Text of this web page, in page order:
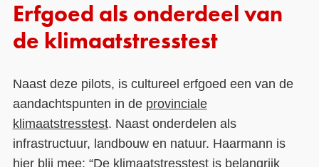
Erfgoed als onderdeel van
de klimaatstresstest
Naast deze pilots, is cultureel erfgoed een van de
aandachtspunten in de provinciale
klimaatstresstest. Naast onderdelen als
infrastructuur, landbouw en natuur. Haarmann is
hier blij mee: “De klimaatstresstest is belangrijk